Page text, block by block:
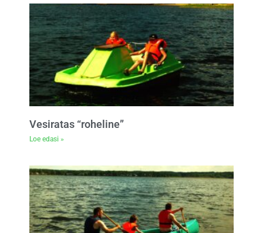
Vesiratas “roheline”
Loe edasi »